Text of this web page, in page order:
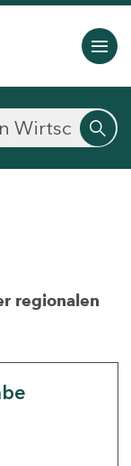
regionalen